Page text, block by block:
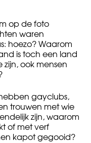
op de foto
waren
hoezo? Waarom
is toch een land
ook mensen
gayclubs,
trouwen met wie
zijn, waarom
of met verf
kapot gegooid?